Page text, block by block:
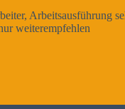
sehr gut und sehr